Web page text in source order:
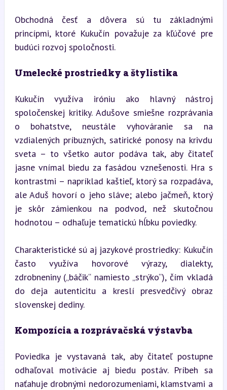
Obchodná česť a dôvera sú tu základnými
princípmi, ktoré Kukučín považuje za kľúčové pre
budúci rozvoj spoločnosti.
Umelecké prostriedky a štylistika
Kukučín využíva iróniu ako hlavný nástroj
spoločenskej kritiky. Adušove smiešne rozprávania
o bohatstve, neustále vyhováranie sa na
vzdialených príbuzných, satirické ponosy na krivdu
sveta – to všetko autor podáva tak, aby čitateľ
jasne vnímal biedu za fasádou vznešenosti. Hra s
kontrastmi – napríklad kaštieľ, ktorý sa rozpadáva,
ale Aduš hovorí o jeho sláve; alebo jačmeň, ktorý
je skôr zámienkou na podvod, než skutočnou
hodnotou – odhaľuje tematickú hĺbku poviedky.
Charakteristické sú aj jazykové prostriedky: Kukučín
často využíva hovorové výrazy, dialekty,
zdrobneniny („báčik“ namiesto „strýko“), čím vkladá
do deja autenticitu a kreslí presvedčivý obraz
slovenskej dediny.
Kompozícia a rozprávačská výstavba
Poviedka je vystavaná tak, aby čitateľ postupne
odhaľoval motivácie aj biedu postáv. Príbeh sa
naťahuje drobnými nedorozumeniami, klamstvami a